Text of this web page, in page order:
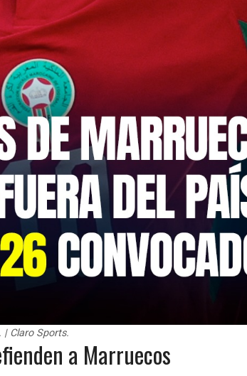
Claro Sports.
a Marruecos